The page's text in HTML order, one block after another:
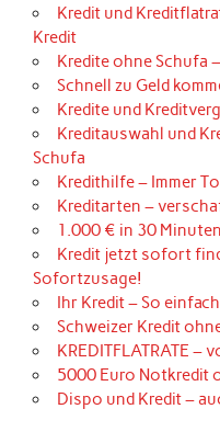
Kredit und
Kredit
Kredite ohne Schufa
Schnell zu Geld
Kredite und
Kreditauswahl und
Schufa
Kredithilfe – Immer
Kreditarten –
1.000 € in 30
Kredit jetzt sofort
Sofortzusage!
Ihr Kredit – So
Schweizer Kredit
KREDITFLATRATE –
5000 Euro Notkredit
Dispo und Kredit –